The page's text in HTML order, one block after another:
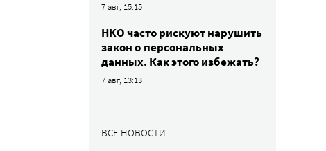
7 авг, 15:15
НКО часто рискуют нарушить
закон о персональных
данных. Как этого избежать?
7 авг, 13:13
ВСЕ НОВОСТИ